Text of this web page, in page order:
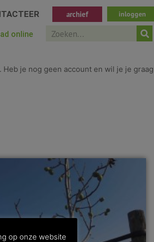
archief inloggen
online Search
. Heb je nog geen account en wil je je
op onze website